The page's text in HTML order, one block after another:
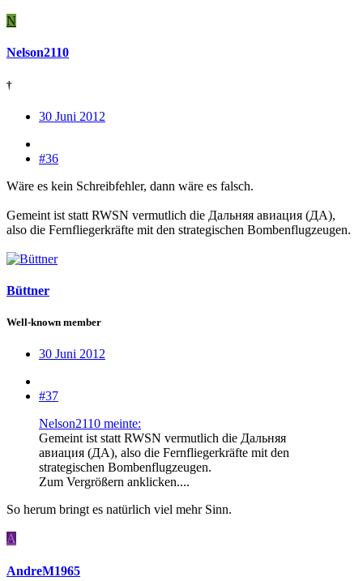
N
Nelson2110
†
30 Juni 2012
#36
Wäre es kein Schreibfehler, dann wäre es falsch.
Gemeint ist statt RWSN vermutlich die Дальняя авиация (ДА),
also die Fernfliegerkräfte mit den strategischen Bombenflugzeugen.
Büttner
Well-known member
30 Juni 2012
#37
Nelson2110 meinte:
Gemeint ist statt RWSN vermutlich die Дальняя
авиация (ДА), also die Fernfliegerkräfte mit den
strategischen Bombenflugzeugen.
Zum Vergrößern anklicken....
So herum bringt es natürlich viel mehr Sinn.
A
AndreM1965